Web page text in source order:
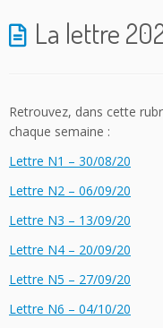
La lettre
Retrouvez, dans cette
chaque semaine :
Lettre N1 – 30/08/20
Lettre N2 – 06/09/20
Lettre N3 – 13/09/20
Lettre N4 – 20/09/20
Lettre N5 – 27/09/20
Lettre N6 – 04/10/20